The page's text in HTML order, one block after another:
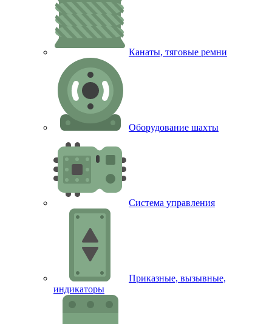
Канаты, тяговые ремни
Оборудование шахты
Система управления
Приказные, вызывные,
индикаторы